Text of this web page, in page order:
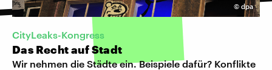
© dpa
CityLeaks-Kongress
Das Recht auf Stadt
Wir nehmen die Städte ein. Beispiele dafür? Konflikte